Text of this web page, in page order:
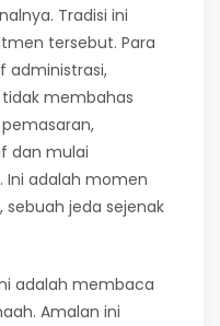
Tradisi ini
tersebut. Para
administrasi,
membahas
dan mulai
adalah momen
jeda sejenak
adalah membaca
Amalan ini